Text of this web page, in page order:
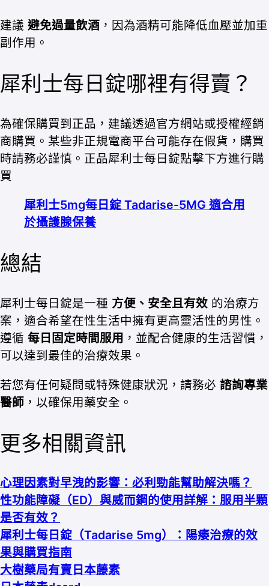
建議 避免過量飲酒 ，因為酒精可能降低血壓並加重
副作用。
犀利士每日錠哪裡有得賣？
為確保購買到正品，建議透過官方網站或授權經銷
商購買。某些非正規電商平台可能存在假貨，購買
時請務必謹慎。正品犀利士每日錠點擊下方進行購
買
犀利士5mg每日錠 Tadarise-5MG 適合用
於攝護腺保養
總結
犀利士每日錠是一種 方便、安全且有效 的治療方
案，適合希望在性生活中擁有更高靈活性的男性。
遵循 每日固定時間服用 ，並配合健康的生活習慣，
可以達到最佳的治療效果。
若您有任何疑問或特殊健康狀況，請務必 諮詢專業
醫師 ，以確保用藥安全。
更多相關資訊
心理因素對早洩的影響：必利勁能幫助解決嗎？
性功能障礙（ED）與威而鋼的使用詳解：服用半顆
是否有效？
犀利士每日錠（Tadarise 5mg）：陽痿治療的效
果與購買指南
大樹藥局有賣日本藤素